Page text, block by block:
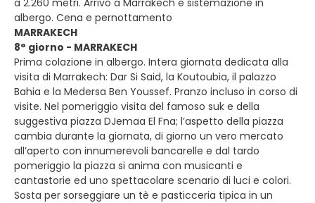
a 2.260 metri. Arrivo a Marrakech e sistemazione in
albergo. Cena e pernottamento
MARRAKECH
8° giorno - MARRAKECH
Prima colazione in albergo. Intera giornata dedicata alla
visita di Marrakech: Dar Si Said, la Koutoubia, il palazzo
Bahia e la Medersa Ben Youssef. Pranzo incluso in corso di
visite. Nel pomeriggio visita del famoso suk e della
suggestiva piazza DJemaa El Fna; l’aspetto della piazza
cambia durante la giornata, di giorno un vero mercato
all’aperto con innumerevoli bancarelle e dal tardo
pomeriggio la piazza si anima con musicanti e
cantastorie ed uno spettacolare scenario di luci e colori.
Sosta per sorseggiare un tè e pasticceria tipica in un